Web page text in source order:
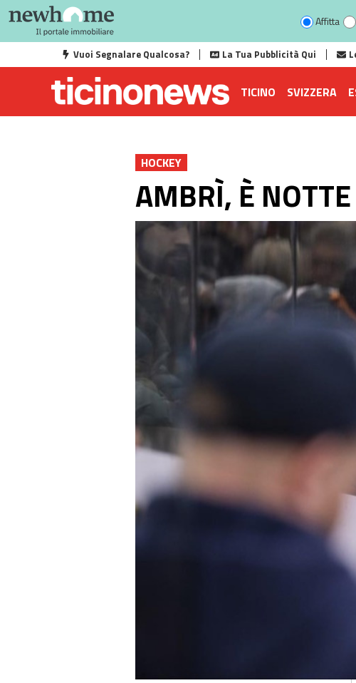
Affitta
Vuoi Segnalare Qualcosa? La Tua Pubblicità Qui
TICINO SVIZZERA
HOCKEY
AMBRÌ, È